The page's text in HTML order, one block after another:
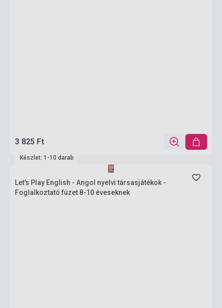
3 825 Ft
Készlet: 1-10 darab
Let's Play English - Angol nyelvi társasjátékok -
Foglalkoztató füzet 8-10 éveseknek